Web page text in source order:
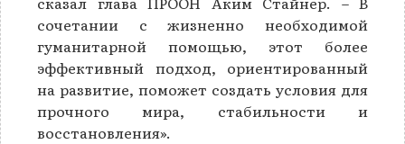
сочетании с жизненно необходимой
гуманитарной помощью, этот более
эффективный подход, ориентированный
на развитие, поможет создать условия для
прочного мира, стабильности и
восстановления».